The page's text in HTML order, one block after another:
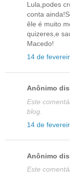
Lula,podes
conta
êle é muito
quizeres,e
Macedo!
14 de
Anônimo
Este
blog.
14 de
Anônimo
Este